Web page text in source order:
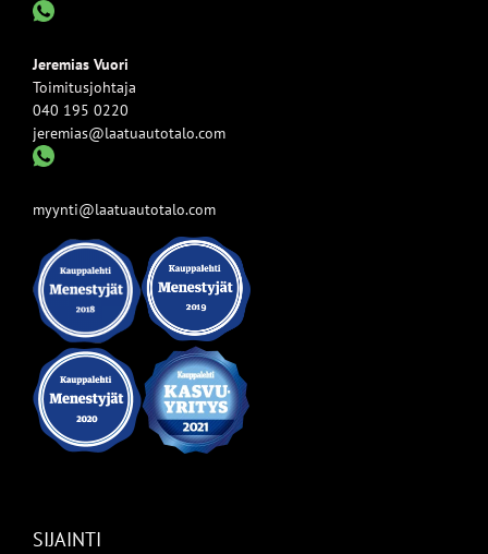
Jeremias Vuori
Toimitusjohtaja
040 195 0220
jeremias@laatuautotalo.com
myynti@laatuautotalo.com
SIJAINTI